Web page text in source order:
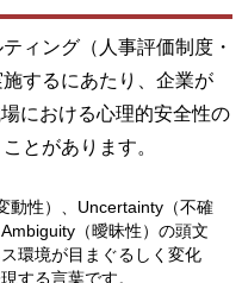
ィング（人事評価制度・
するにあたり、企業が
における心理的安全性の
とがあります。
動性）、Uncertainty（不確
（曖昧性）の頭文
環境が目まぐるしく変化
する言葉です。